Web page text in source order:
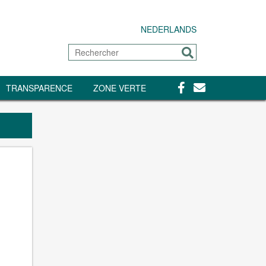
NEDERLANDS
Rechercher
Envoyer
TRANSPARENCE ZONE VERTE Facebook
Contact